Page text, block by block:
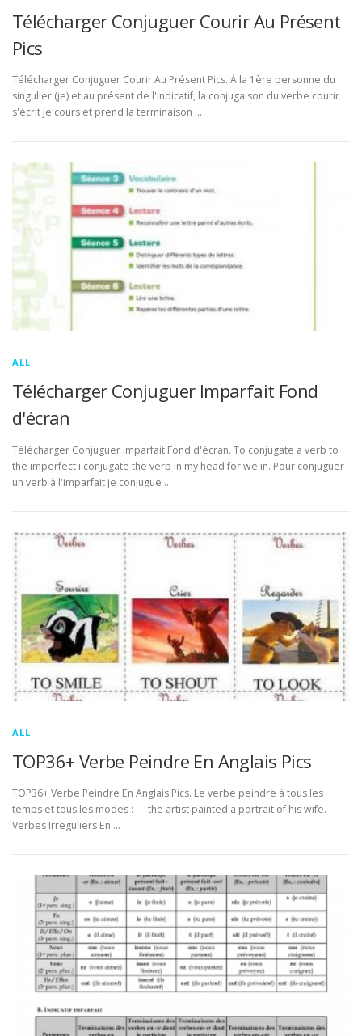
Télécharger Conjuguer Courir Au Présent
Pics
Télécharger Conjuguer Courir Au Présent Pics. À la 1ère personne du
singulier (je) et au présent de l'indicatif, la conjugaison du verbe courir
s'écrit je cours et prend la terminaison …
ALL
Télécharger Conjuguer Imparfait Fond
d'écran
Télécharger Conjuguer Imparfait Fond d'écran. To conjugate a verb to
the imperfect i conjugate the verb in my head for we in. Pour conjuguer
un verb à l'imparfait je conjugue …
ALL
TOP36+ Verbe Peindre En Anglais Pics
TOP36+ Verbe Peindre En Anglais Pics. Le verbe peindre à tous les
temps et tous les modes : — the artist painted a portrait of his wife.
Verbes Irreguliers En …